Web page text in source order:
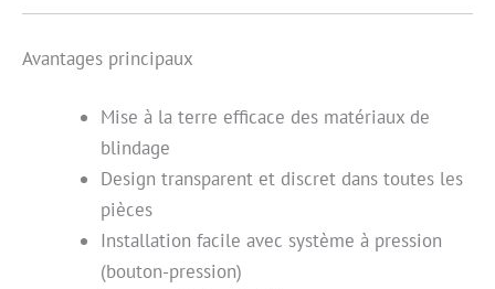
Avantages principaux
Mise à la terre efficace des matériaux de
blindage
Design transparent et discret dans toutes les
pièces
Installation facile avec système à pression
(bouton-pression)